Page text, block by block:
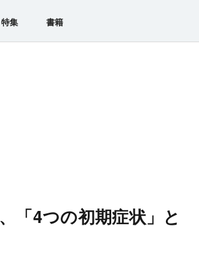
特集 書籍
「4つの初期症状」と